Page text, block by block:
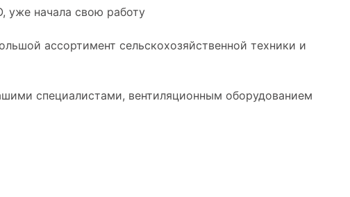
уже начала свою работу
ассортимент сельскохозяйственной техники и
специалистами, вентиляционным оборудованием